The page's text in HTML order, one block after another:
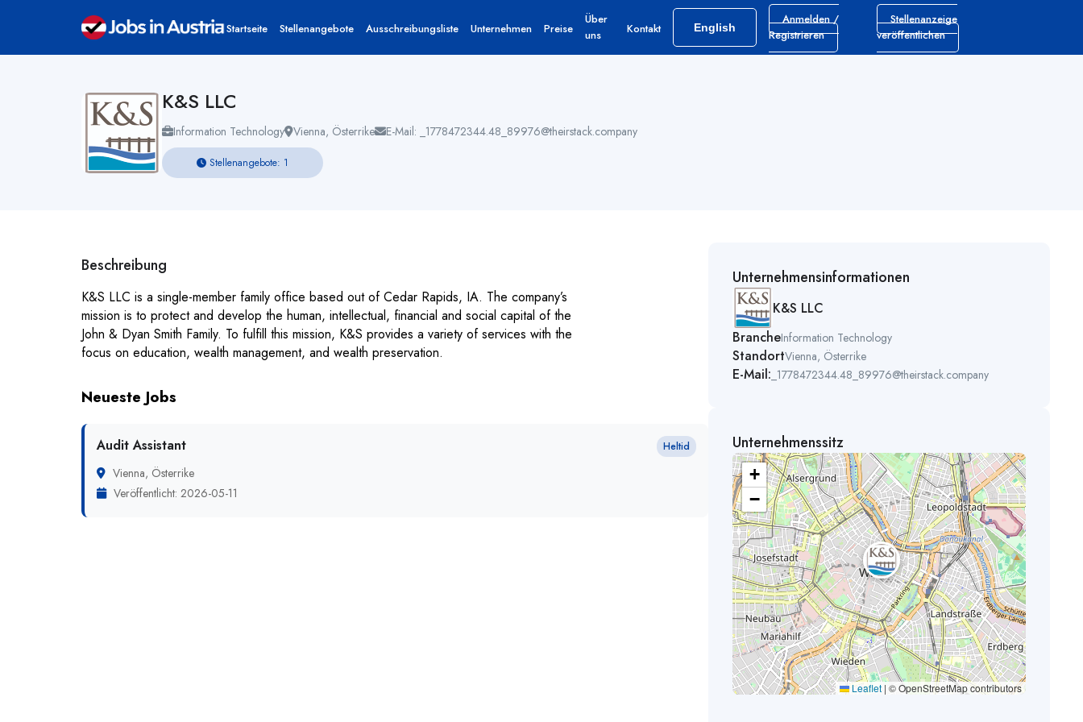
Startseite Stellenangebote Ausschreibungsliste Unternehmen Preise
Über
uns Kontakt English
Anmelden /
Registrieren
Stellenanzeige
veröffentlichen
K&S LLC
Information Technology Vienna, Österrike E-Mail: _1778472344.48_89976@theirstack.company
Stellenangebote: 1
Beschreibung
K&S LLC is a single-member family office based out of Cedar Rapids, IA. The company’s
mission is to protect and develop the human, intellectual, financial and social capital of the
John & Dyan Smith Family. To fulfill this mission, K&S provides a variety of services with the
focus on education, wealth management, and wealth preservation.
Neueste Jobs
Audit Assistant Heltid
Vienna, Österrike
Veröffentlicht: 2026-05-11
Unternehmensinformationen
K&S LLC
BrancheInformation Technology
StandortVienna, Österrike
E-Mail: _1778472344.48_89976@theirstack.company
Unternehmenssitz
+
−
Leaflet | © OpenStreetMap contributors